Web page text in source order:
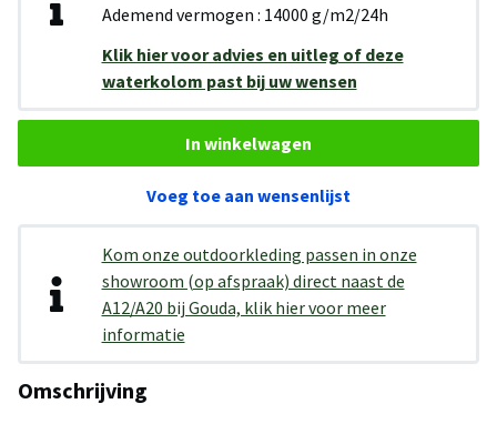
Ademend vermogen : 14000 g/m2/24h
Klik hier voor advies en uitleg of deze
waterkolom past bij uw wensen
In winkelwagen
Voeg toe aan wensenlijst
Kom onze outdoorkleding passen in onze
showroom (op afspraak) direct naast de
A12/A20 bij Gouda, klik hier voor meer
informatie
Omschrijving